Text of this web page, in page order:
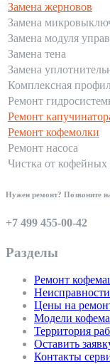
Замена жерновов
Замена
Замена модуля
Замена тена
Замена
Комплексная
Ремонт
Ремонт
Ремонт кофемолки
Ремонт насоса
Чистка от кофейных
Нужен ремонт? Позвоните
+7 499 455-00-42
Разделы
Ремонт
Цены на
Модели
Территория
Оставить
Контакты